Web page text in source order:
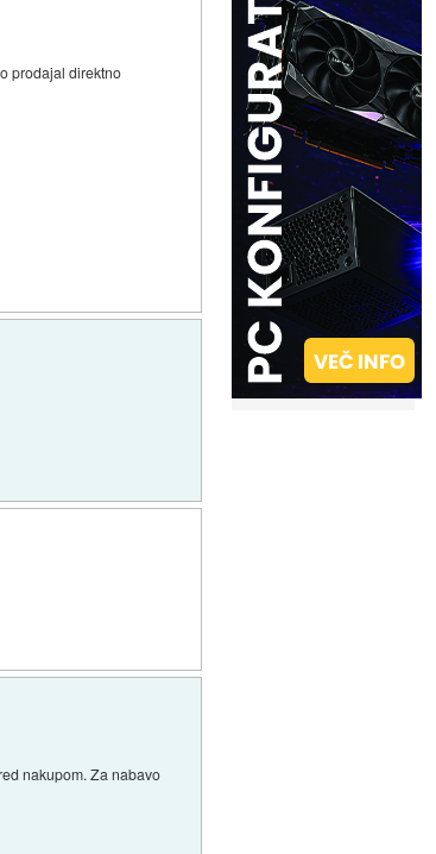
prodajal direktno
nakupom. Za nabavo